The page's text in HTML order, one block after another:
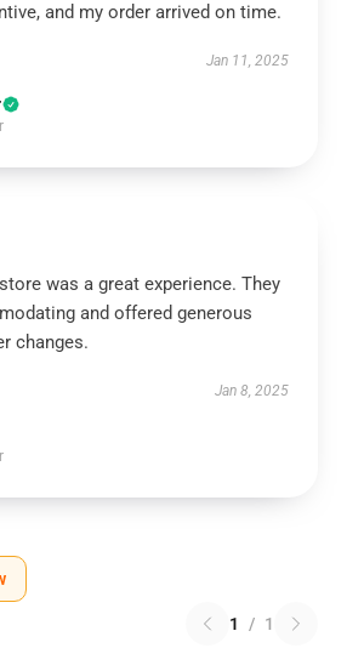
and my order arrived on time.
Jan 11, 2025
was a great experience. They
and offered generous
changes.
Jan 8, 2025
1 / 1